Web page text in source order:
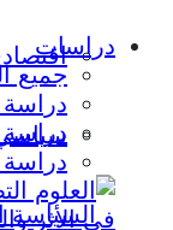
دراسات
جميع
دراسة
دراسة